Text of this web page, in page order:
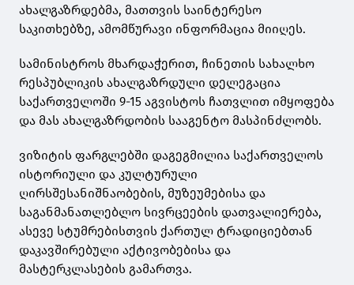
ახალგაზრდებმა, მათთვის საინტერესო
საკითხებზე, ამომწურავი ინფორმაცია მიიღეს.
სამინისტროს მხარდაჭერით, ჩინეთის სახალხო
რესპუბლიკის ახალგაზრდული დელეგაცია
საქართველოში 9-15 აგვისტოს ჩათვლით იმყოფება
და მას ახალგაზრდობის სააგენტო მასპინძლობს.
ვიზიტის ფარგლებში დაგეგმილია საქართველოს
ისტორიული და კულტურული
ღირსშესანიშნაობების, მუზეუმებისა და
საგანმანათლებლო სივრცეების დათვალიერება,
ასევე სტუმრებისთვის ქართულ ტრადიციებთან
დაკავშირებული აქტივობებისა და
მასტერკლასების გამართვა.